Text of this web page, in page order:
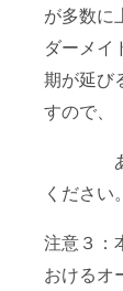
が多数に
ダーメイ
期が延び
すので、
あら
ください。
注意３：
おけるオ